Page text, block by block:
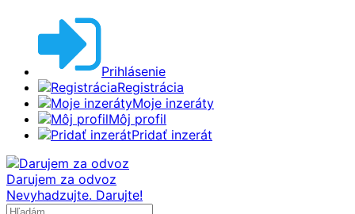
Prihlásenie
Registrácia
Moje inzeráty
Môj profil
Pridať inzerát
Darujem za odvoz
Nevyhadzujte. Darujte!